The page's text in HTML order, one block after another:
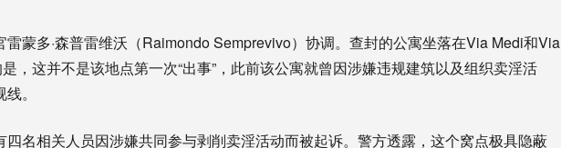
蒙多·森普雷维沃（Raimondo Semprevivo）协调。查封的公寓坐落在Via Medi和Via
，这并不是该地点第一次“出事”，此前该公寓就曾因涉嫌违规建筑以及组织卖淫活
。
名相关人员因涉嫌共同参与剥削卖淫活动而被起诉。警方透露，这个窝点极具隐蔽